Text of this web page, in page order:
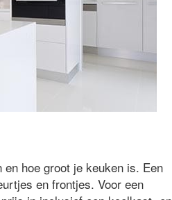
hoe groot je keuken is. Een
en frontjes. Voor een